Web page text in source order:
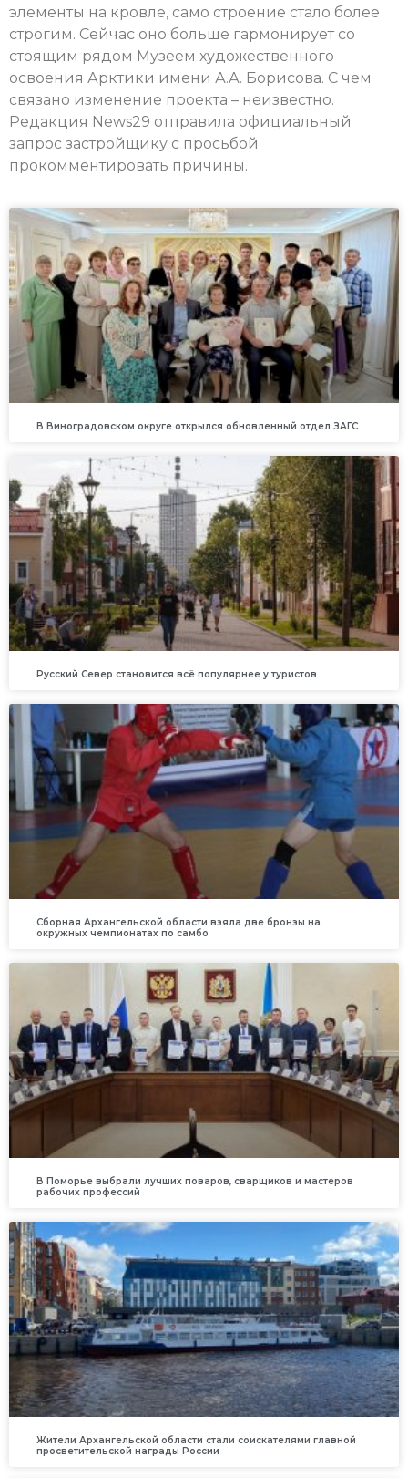
элементы на кровле, само строение стало более
строгим. Сейчас оно больше гармонирует со
стоящим рядом Музеем художественного
освоения Арктики имени А.А. Борисова. С чем
связано изменение проекта – неизвестно.
Редакция News29 отправила официальный
запрос застройщику с просьбой
прокомментировать причины.
В Виноградовском округе открылся обновленный отдел ЗАГС
Русский Север становится всё популярнее у туристов
Сборная Архангельской области взяла две бронзы на
окружных чемпионатах по самбо
В Поморье выбрали лучших поваров, сварщиков и мастеров
рабочих профессий
Жители Архангельской области стали соискателями главной
просветительской награды России